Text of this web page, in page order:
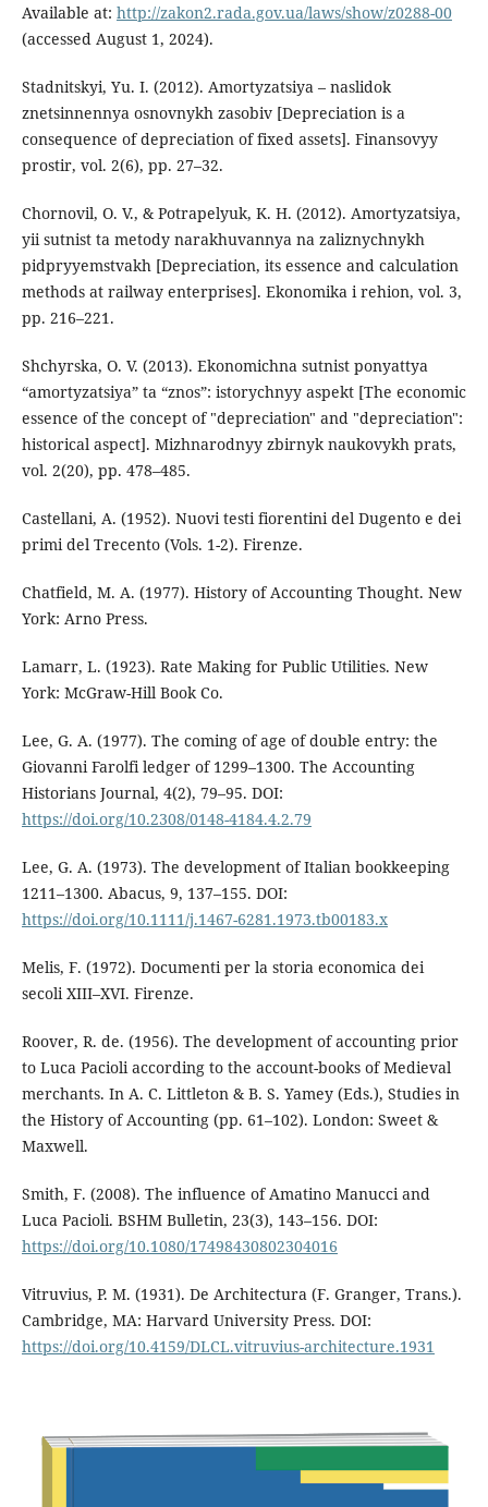
Available at: http://zakon2.rada.gov.ua/laws/show/z0288-00
(accessed August 1, 2024).
Stadnitskyi, Yu. I. (2012). Amortyzatsiya – naslidok
znetsinnennya osnovnykh zasobiv [Depreciation is a
consequence of depreciation of fixed assets]. Finansovyy
prostir, vol. 2(6), pp. 27–32.
Chornovil, O. V., & Potrapelyuk, K. H. (2012). Amortyzatsiya,
yii sutnist ta metody narakhuvannya na zaliznychnykh
pidpryyemstvakh [Depreciation, its essence and calculation
methods at railway enterprises]. Ekonomika i rehion, vol. 3,
pp. 216–221.
Shchyrska, O. V. (2013). Ekonomichna sutnist ponyattya
“amortyzatsiya” ta “znos”: istorychnyy aspekt [The economic
essence of the concept of "depreciation" and "depreciation":
historical aspect]. Mizhnarodnyy zbirnyk naukovykh prats,
vol. 2(20), pp. 478–485.
Castellani, A. (1952). Nuovi testi fiorentini del Dugento e dei
primi del Trecento (Vols. 1-2). Firenze.
Chatfield, M. A. (1977). History of Accounting Thought. New
York: Arno Press.
Lamarr, L. (1923). Rate Making for Public Utilities. New
York: McGraw-Hill Book Co.
Lee, G. A. (1977). The coming of age of double entry: the
Giovanni Farolfi ledger of 1299–1300. The Accounting
Historians Journal, 4(2), 79–95. DOI:
https://doi.org/10.2308/0148-4184.4.2.79
Lee, G. A. (1973). The development of Italian bookkeeping
1211–1300. Abacus, 9, 137–155. DOI:
https://doi.org/10.1111/j.1467-6281.1973.tb00183.x
Melis, F. (1972). Documenti per la storia economica dei
secoli XIII–XVI. Firenze.
Roover, R. de. (1956). The development of accounting prior
to Luca Pacioli according to the account-books of Medieval
merchants. In A. C. Littleton & B. S. Yamey (Eds.), Studies in
the History of Accounting (pp. 61–102). London: Sweet &
Maxwell.
Smith, F. (2008). The influence of Amatino Manucci and
Luca Pacioli. BSHM Bulletin, 23(3), 143–156. DOI:
https://doi.org/10.1080/17498430802304016
Vitruvius, P. M. (1931). De Architectura (F. Granger, Trans.).
Cambridge, MA: Harvard University Press. DOI:
https://doi.org/10.4159/DLCL.vitruvius-architecture.1931